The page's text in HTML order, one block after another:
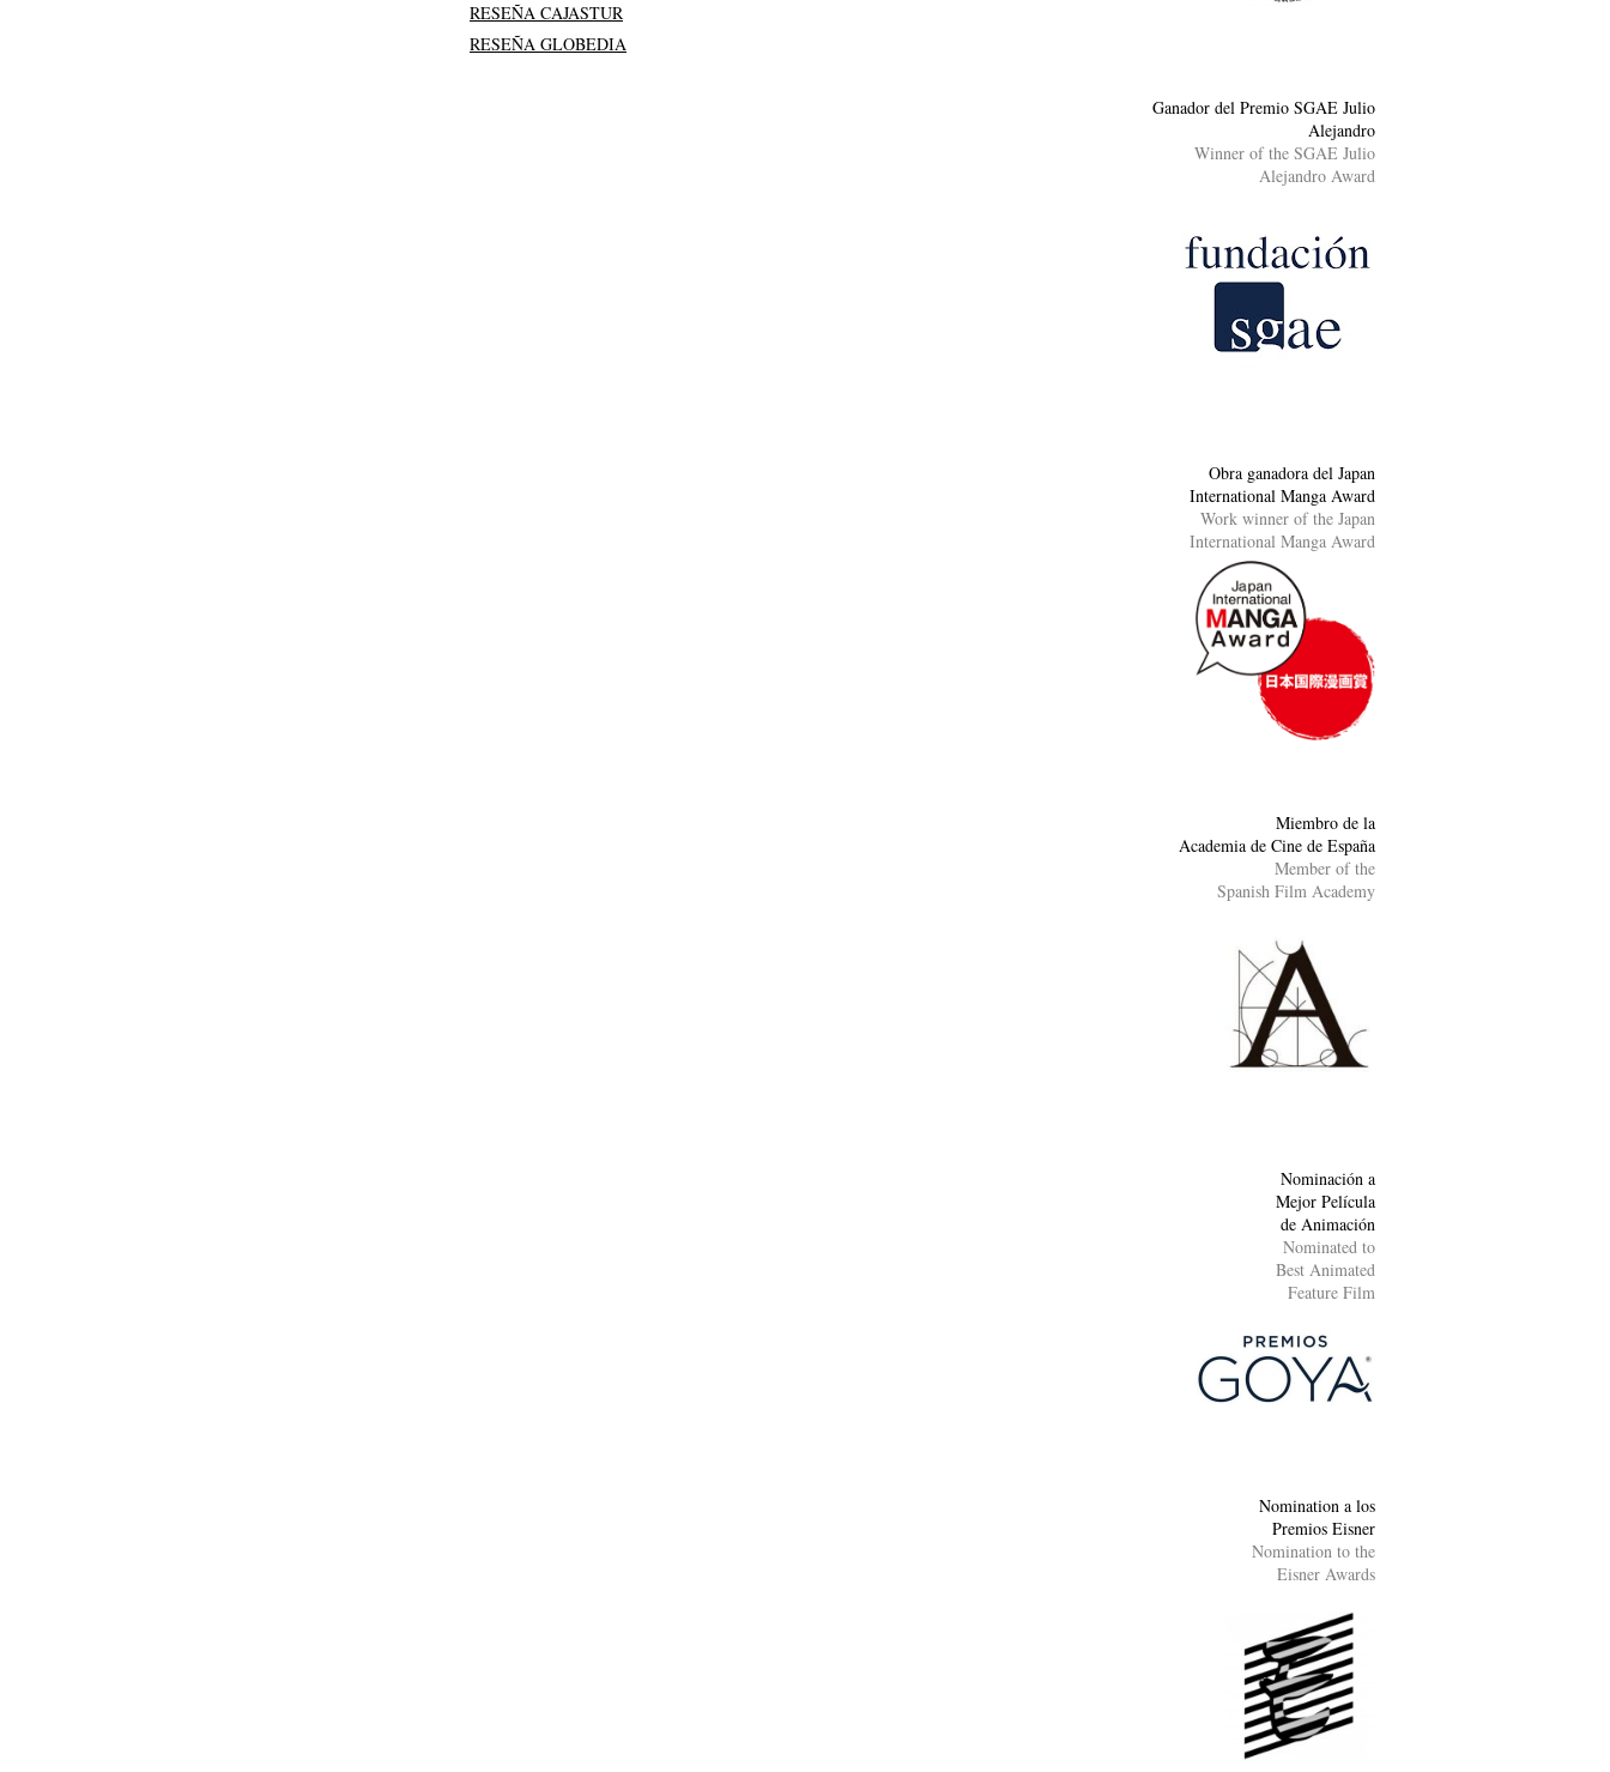
RESEÑA CAJASTUR
RESEÑA GLOBEDIA
Ganador del Premio SGAE Julio
Alejandro
Winner of the SGAE Julio
Alejandro Award
Obra ganadora del Japan
International Manga Award
Work winner of the Japan
International Manga Award
Miembro de la
Academia de Cine de España
Member of the
Spanish Film Academy
Nominación a
Mejor Película
de Animación
Nominated to
Best Animated
Feature Film
Nomination a los
Premios Eisner
Nomination to the
Eisner Awards